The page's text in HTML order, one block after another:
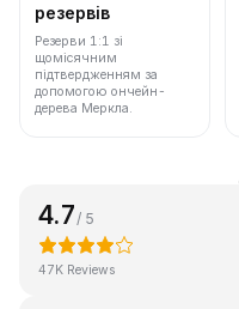
резервів
Резерви 1:1 зі
щомісячним
підтвердженням за
допомогою ончейн-
дерева Меркла.
4.7 / 5
47K Reviews